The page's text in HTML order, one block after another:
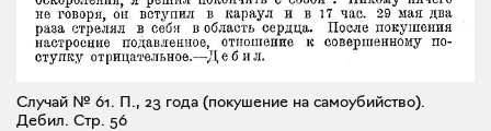
Случай № 61. П., 23 года (покушение на самоубийство).
Дебил. Стр. 56